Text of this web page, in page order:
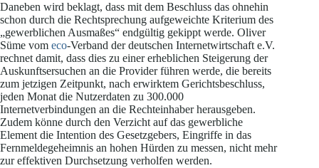
Daneben wird beklagt, dass mit dem Beschluss das ohnehin
schon durch die Rechtsprechung aufgeweichte Kriterium des
„gewerblichen Ausmaßes“ endgültig gekippt werde. Oliver
Süme vom eco-Verband der deutschen Internetwirtschaft e.V.
rechnet damit, dass dies zu einer erheblichen Steigerung der
Auskunftsersuchen an die Provider führen werde, die bereits
zum jetzigen Zeitpunkt, nach erwirktem Gerichtsbeschluss,
jeden Monat die Nutzerdaten zu 300.000
Internetverbindungen an die Rechteinhaber herausgeben.
Zudem könne durch den Verzicht auf das gewerbliche
Element die Intention des Gesetzgebers, Eingriffe in das
Fernmeldegeheimnis an hohen Hürden zu messen, nicht mehr
zur effektiven Durchsetzung verholfen werden.